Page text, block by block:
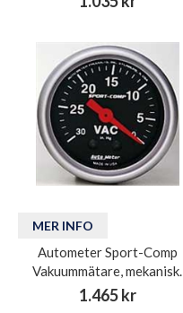
MER INFO
Autometer Sport-Comp
Vakuummätare, mekanisk.
1.465 kr